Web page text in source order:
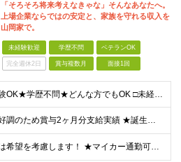
「そろそろ将来考えなきゃな」そんなあなたへ。
上場企業ならではの安定と、家族を守れる収入を
山岡家で。
未経験歓迎 学歴不問 ベテランOK
完全週休2日 賞与複数月 面接1回
★未経験OK★学歴不問★どんな方でもOK □未経験・第二新卒・フリーター □ブランクがある方 □転職回数が気になる方 □飲食業界にチャレンジしたい方 「やってみたい」という気持ちがあれば、皆さん大
★業績好調のため賞与2ヶ月分支給実績 ★誕生日手当など手当充実 ★年2回昇給チャンス有＆入社1年で店長昇格可 ★残業代全額支給（1分単位で支給） 【週休3日制の場合】 月給25万8,960円以上（固
★勤務は希望を考慮します！ ★マイカー通勤可（駐車場完備） ★全国の各店舗で募集中！続々出店予定！ ～国内300店舗、47都道府県への展開を目標に出店中！～ ▼積極採用地域▼ ・中部（富山、石川、